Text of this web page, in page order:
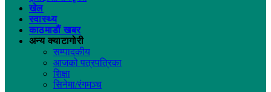
खेल
स्वास्थ्य
काठमाडौं खबर
अन्य क्याटागोरी
सम्पादकीय
आजको पत्रपत्रिका
शिक्षा
सिनेमा/रंगमञ्च